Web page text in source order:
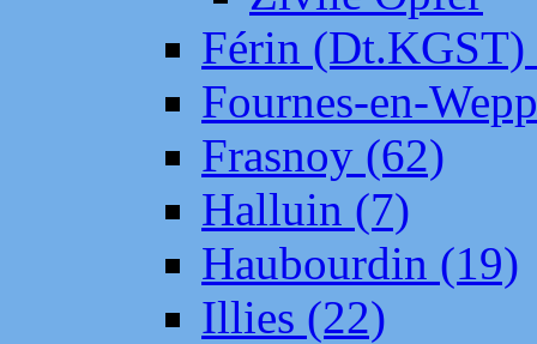
Férin (Dt.KGST)
Fournes-en-
Frasnoy (62)
Halluin (7)
Haubourdin (19)
Illies (22)